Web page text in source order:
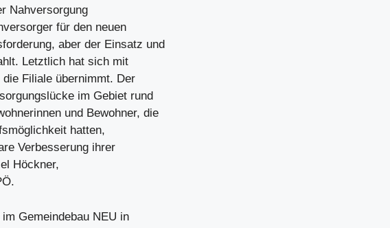
Nahversorgung
für den neuen
aber der Einsatz und
Letztlich hat sich mit
Filiale übernimmt. Der
im Gebiet rund
und Bewohner, die
hatten,
Verbesserung ihrer
Höckner,
Gemeindebau NEU in